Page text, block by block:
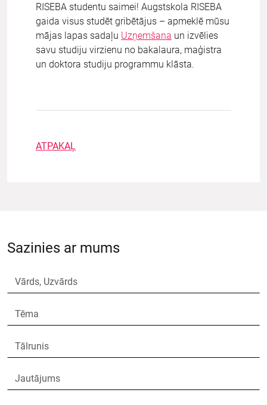
RISEBA studentu saimei! Augstskola RISEBA
gaida visus studēt gribētājus – apmeklē mūsu
mājas lapas sadaļu Uzņemšana un izvēlies
savu studiju virzienu no bakalaura, maģistra
un doktora studiju programmu klāsta.
ATPAKAĻ
Sazinies ar mums